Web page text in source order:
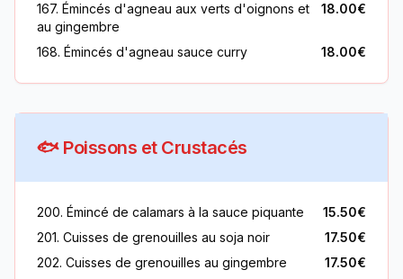
167. Émincés d'agneau aux verts d'oignons et
au gingembre
18.00€
168. Émincés d'agneau sauce curry 18.00€
🐟 Poissons et Crustacés
200. Émincé de calamars à la sauce piquante
15.50€
201. Cuisses de grenouilles au soja noir
17.50€
202. Cuisses de grenouilles au gingembre
17.50€